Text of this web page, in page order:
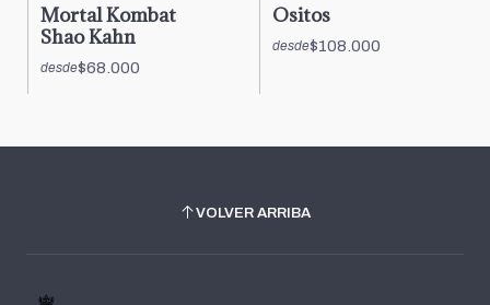
Mortal Kombat
Shao Kahn
desde$68.000
Ositos
desde$108.000
VOLVER ARRIBA